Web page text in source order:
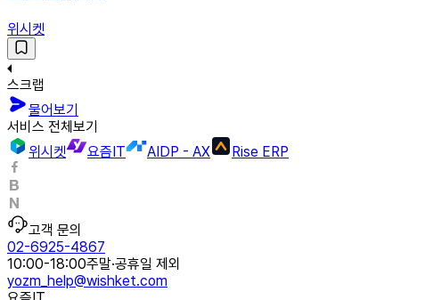
위시켓
스크랩
물어보기
서비스 전체보기
위시켓
요즘IT AIDP - AX Rise ERP
고객 문의
02-6925-4867
10:00-18:00주말·공휴일 제외
yozm_help@wishket.com